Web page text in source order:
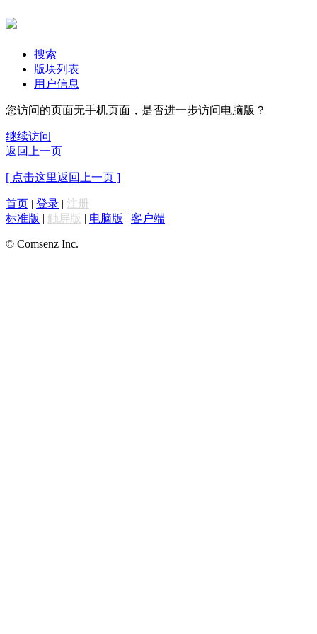
搜索
版块列表
用户信息
您访问的页面无手机页面，是否进一步访问电脑版？
继续访问
返回上一页
[ 点击这里返回上一页 ]
首页 | 登录 | 注册
标准版 | 触屏版 | 电脑版 | 客户端
© Comsenz Inc.